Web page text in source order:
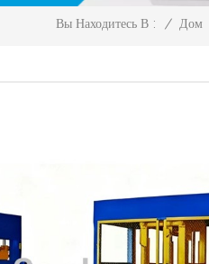
Вы Находитесь В : / Дом